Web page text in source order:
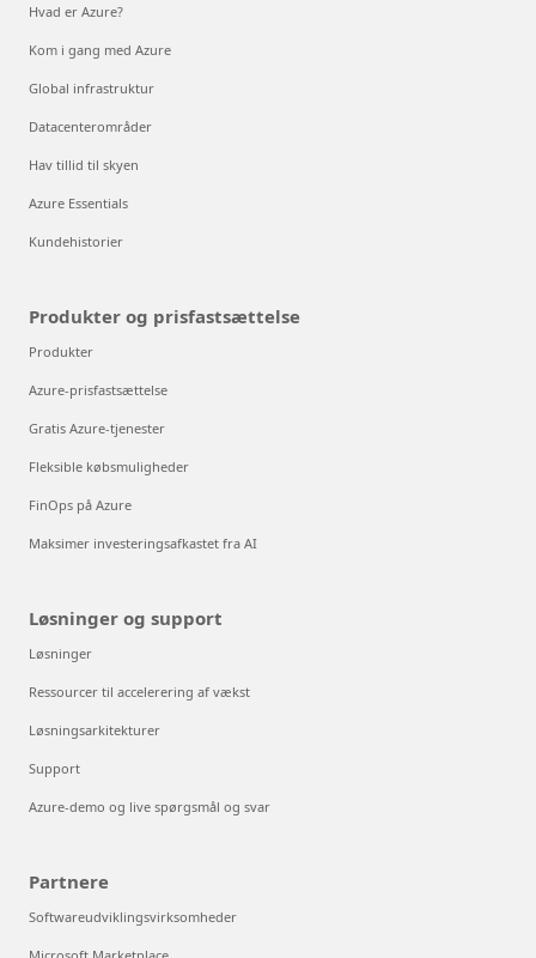
Hvad er Azure?
Kom i gang med Azure
Global infrastruktur
Datacenterområder
Hav tillid til skyen
Azure Essentials
Kundehistorier
Produkter og prisfastsættelse
Produkter
Azure-prisfastsættelse
Gratis Azure-tjenester
Fleksible købsmuligheder
FinOps på Azure
Maksimer investeringsafkastet fra AI
Løsninger og support
Løsninger
Ressourcer til accelerering af vækst
Løsningsarkitekturer
Support
Azure-demo og live spørgsmål og svar
Partnere
Softwareudviklingsvirksomheder